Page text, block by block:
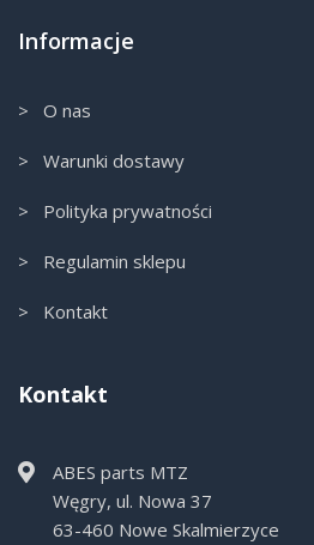
Informacje
> O nas
> Warunki dostawy
> Polityka prywatności
> Regulamin sklepu
> Kontakt
Kontakt
ABES parts MTZ
Węgry, ul. Nowa 37
63-460 Nowe Skalmierzyce